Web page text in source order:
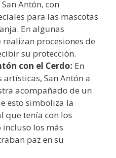
Antón, con
para las mascotas
En algunas
procesiones de
su protección.
con el Cerdo: En
artísticas, San Antón a
acompañado de un
esto simboliza la
que tenía con los
los más
paz en su